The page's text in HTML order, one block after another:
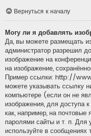
Вернуться к началу
Могу ли я добавлять
Да, вы можете размещать
администратор разрешил
изображение на
на изображение,
Пример ссылки: http://
можете указывать ссылку
компьютере (если он не
изображения, для доступа
как, например, на
паролями сайты и т. п. Для
используйте в